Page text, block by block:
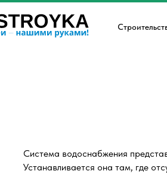
Система водоснабжения
Устанавливается она там, где